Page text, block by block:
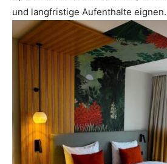
und langfristige Aufenthalte eignen.